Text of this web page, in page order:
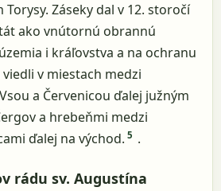
Záseky dal v 12. storočí
ako vnútornú obrannú
i kráľovstva a na ochranu
viedli v miestach medzi
a Červenicou ďalej južným
a hrebeňmi medzi
ďalej na východ. 5 .
rádu sv. Augustína